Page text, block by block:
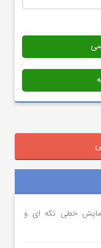
نمایش خطی تکه ای و